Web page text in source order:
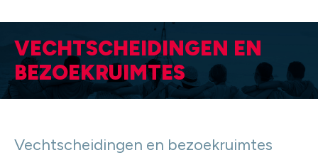
VECHTSCHEIDINGEN EN
BEZOEKRUIMTES
Vechtscheidingen en bezoekruimtes